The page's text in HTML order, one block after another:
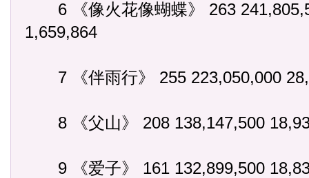
6 《像火花像蝴蝶》 263
1,659,864
7 《伴雨行》 255 223,050,000
8 《父山》 208 138,147,500
9 《爱子》 161 132,899,500